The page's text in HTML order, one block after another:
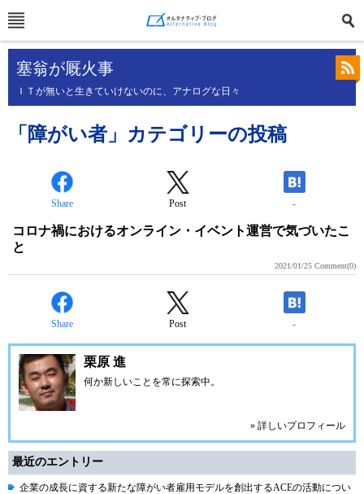
塞翁が厩火事
ＩＴが無いと生きていけないのに、アナログな日々
「障がい者」カテゴリーの投稿
Share Post -
コロナ禍におけるオンライン・イベント運営で気づいたこ
と
2021/01/25 Comment(0)
Share Post -
栗原 進
何か新しいことを常に探索中。
» 詳しいプロフィール
最近のエントリー
企業の成長に資する新たな障がい者雇用モデルを創出するACEの活動につい